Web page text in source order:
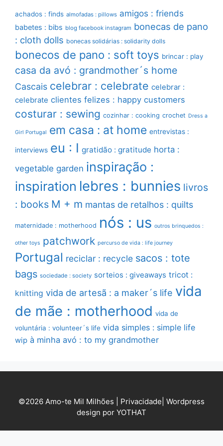
achados : finds almofadas : pillows amigos : friends
babetes : bibs blog facebook instagram bonecas de pano
: cloth dolls bonecas solidárias : solidarity dolls
bonecos de pano : soft toys brincar : play
casa da avó : grandmother´s home
Cascais celebrar : celebrate celebrar :
celebrate clientes felizes : happy customers
costurar : sewing cozinhar : cooking crochet Dress a
Girl Portugal em casa : at home entrevistas :
interviews eu : I gratidão : gratitude horta :
vegetable garden inspiração :
inspiration lebres : bunnies livros
: books M + m mantas de retalhos : quilts
maternidade : motherhood nós : us outros brinquedos :
other toys patchwork percurso de vida : life journey
Portugal reciclar : recycle sacos : tote
bags sociedade : society sorteios : giveaways tricot :
knitting vida de artesã : a maker´s life vida
de mãe : motherhood vida de
voluntária : volunteer´s life vida simples : simple life
wip à minha avó : to my grandmother
©2026 Amo-te Mil Milhões | Privacidade Wordpress
design por YOTHAT